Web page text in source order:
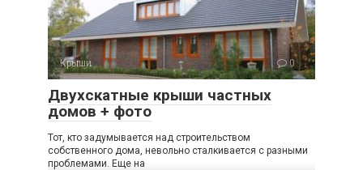
Крыши 0
Двухскатные крыши частных
домов + фото
Тот, кто задумывается над строительством
собственного дома, невольно сталкивается с разными
проблемами. Еще на